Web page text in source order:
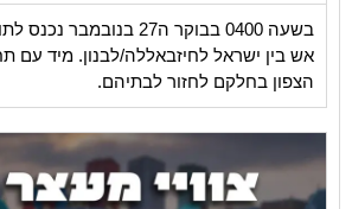
בשעה 0400 בבוקר ה27
אש בין ישראל לחיזבאללה/לבנון. מיד עם
הצפון בחלקם לחזור לבתיהם.